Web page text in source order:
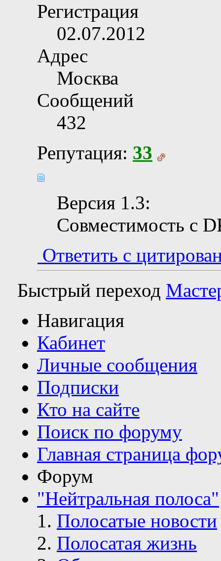
Регистрация
02.07.2012
Адрес
Москва
Сообщений
432
Репутация: 33
Версия 1.3:
Совместимость с
Ответить с
Быстрый переход
Навигация
Кабинет
Личные сообщения
Подписки
Кто на сайте
Поиск по форуму
Главная страница
Форум
"Нейтральная полоса"
Полосатые новости
Полосатая жизнь